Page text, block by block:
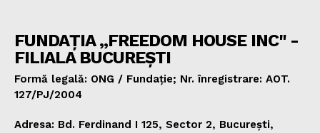
FUNDAȚIA „FREEDOM HOUSE INC" -
FILIALA BUCUREȘTI
Formă legală: ONG / Fundație; Nr. înregistrare: AOT.
127/PJ/2004
Adresa: Bd. Ferdinand I 125, Sector 2, București,